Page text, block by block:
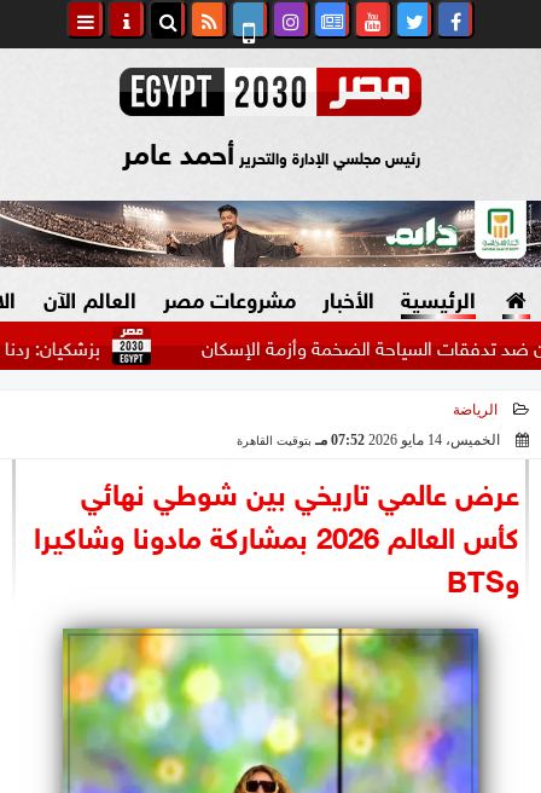
رئيس مجلسي الإدارة والتحرير أحمد عامر
الرئيسية الأخبار
السياسة
الرئاسة
الوزارات
الأحزاب
مشروعات مصر
صنع في مصر
العالم الآن
بزشكيان: ردنا على السياحة الضخمة وأزمة الإسكان
الرياضة
الخميس، 14 مايو 2026
07:52 مـ بتوقيت القاهرة
عرض عالمي تاريخي بين شوطي نهائي
كأس العالم 2026 بمشاركة مادونا وشاكيرا
وBTS